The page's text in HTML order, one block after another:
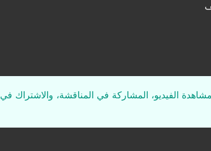
الفيديو، المشاركة في المناقشة، والاشتراك في